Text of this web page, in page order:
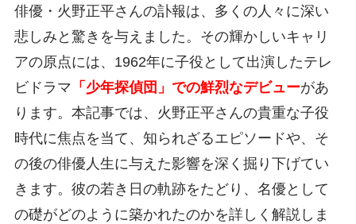
俳優・火野正平さんの訃報は、多くの人々に深い
悲しみと驚きを与えました。その輝かしいキャリ
アの原点には、1962年に子役として出演したテレ
ビドラマ 「少年探偵団」での鮮烈なデビューがあ
ります。本記事では、火野正平さんの貴重な子役
時代に焦点を当て、知られざるエピソードや、そ
の後の俳優人生に与えた影響を深く掘り下げてい
きます。彼の若き日の軌跡をたどり、名優として
の礎がどのように築かれたのかを詳しく解説しま